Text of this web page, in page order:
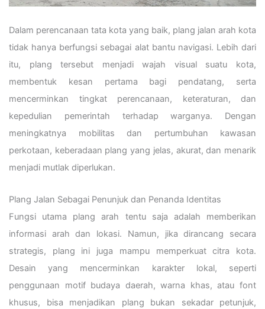
Dalam perencanaan tata kota yang baik, plang jalan arah kota
tidak hanya berfungsi sebagai alat bantu navigasi. Lebih dari
itu, plang tersebut menjadi wajah visual suatu kota,
membentuk kesan pertama bagi pendatang, serta
mencerminkan tingkat perencanaan, keteraturan, dan
kepedulian pemerintah terhadap warganya. Dengan
meningkatnya mobilitas dan pertumbuhan kawasan
perkotaan, keberadaan plang yang jelas, akurat, dan menarik
menjadi mutlak diperlukan.
Plang Jalan Sebagai Penunjuk dan Penanda Identitas
Fungsi utama plang arah tentu saja adalah memberikan
informasi arah dan lokasi. Namun, jika dirancang secara
strategis, plang ini juga mampu memperkuat citra kota.
Desain yang mencerminkan karakter lokal, seperti
penggunaan motif budaya daerah, warna khas, atau font
khusus, bisa menjadikan plang bukan sekadar petunjuk,